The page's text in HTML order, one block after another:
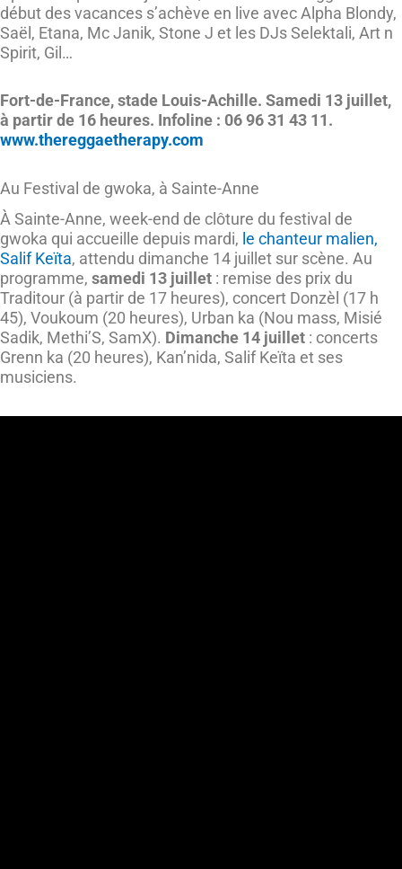
début des vacances s’achève en live avec Alpha Blondy,
Saël, Etana, Mc Janik, Stone J et les DJs Selektali, Art n
Spirit, Gil…
Fort-de-France, stade Louis-Achille. Samedi 13 juillet,
à partir de 16 heures. Infoline : 06 96 31 43 11.
www.thereggaetherapy.com
Au Festival de gwoka, à Sainte-Anne
À Sainte-Anne, week-end de clôture du festival de
gwoka qui accueille depuis mardi, le chanteur malien,
Salif Keïta, attendu dimanche 14 juillet sur scène. Au
programme, samedi 13 juillet : remise des prix du
Traditour (à partir de 17 heures), concert Donzèl (17 h
45), Voukoum (20 heures), Urban ka (Nou mass, Misié
Sadik, Methi’S, SamX). Dimanche 14 juillet : concerts
Grenn ka (20 heures), Kan’nida, Salif Keïta et ses
musiciens.